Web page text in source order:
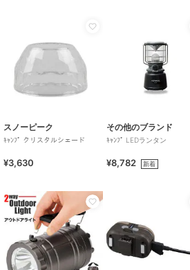
スノーピーク
ｷｬﾝﾌﾟ クリスタルシェード
¥3,630
その他のブランド
ｷｬﾝﾌﾟ LEDランタン
¥8,782 新着